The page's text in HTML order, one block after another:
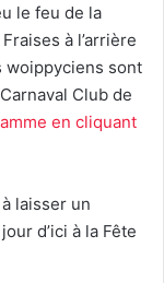
le feu de la
à l’arrière
woippyciens sont
Club de
en cliquant
laisser un
d’ici à la Fête